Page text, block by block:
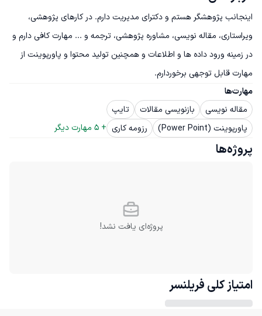
اینجانب پژوهشگر هستم و دکترای مدیریت دارم. در کارهای پژوهشی،
ویراستاری، مقاله نویسی، مشاوره پژوهشی، ترجمه و ... مهارت کافی دارم و
در زمینه ورود داده ها و اطلاعات و همچنین تولید محتوا و پاورپوینت از
مهارت قابل توجهی برخوردارم.
مهارت‌ها
مقاله نویسی
بازنویسی مقالات
تایپ
پاورپوینت (Power Point)
رزومه کاری +
5 مهارت دیگر
پروژه‌ها
پروژه‌ای یافت نشد!
امتیاز کلی فریلنسر